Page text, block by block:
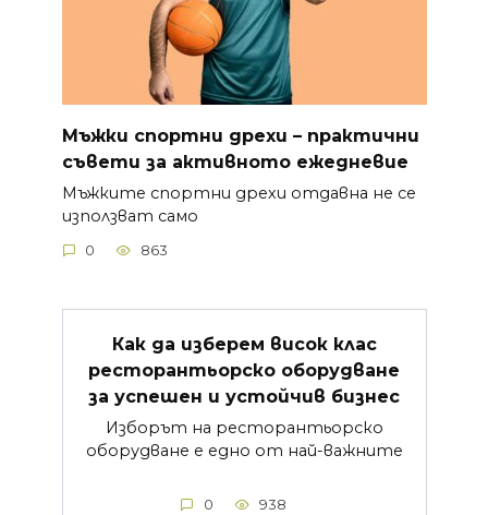
Мъжки спортни дрехи – практични
съвети за активното ежедневие
Мъжките спортни дрехи отдавна не се
използват само
0 863
Как да изберем висок клас
ресторантьорско оборудване
за успешен и устойчив бизнес
Изборът на ресторантьорско
оборудване е едно от най-важните
0 938